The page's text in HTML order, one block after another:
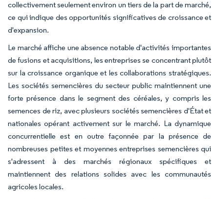
collectivement seulement environ un tiers de la part de marché,
ce qui indique des opportunités significatives de croissance et
d'expansion.
Le marché affiche une absence notable d'activités importantes
de fusions et acquisitions, les entreprises se concentrant plutôt
sur la croissance organique et les collaborations stratégiques.
Les sociétés semencières du secteur public maintiennent une
forte présence dans le segment des céréales, y compris les
semences de riz, avec plusieurs sociétés semencières d'État et
nationales opérant activement sur le marché. La dynamique
concurrentielle est en outre façonnée par la présence de
nombreuses petites et moyennes entreprises semencières qui
s'adressent à des marchés régionaux spécifiques et
maintiennent des relations solides avec les communautés
agricoles locales.